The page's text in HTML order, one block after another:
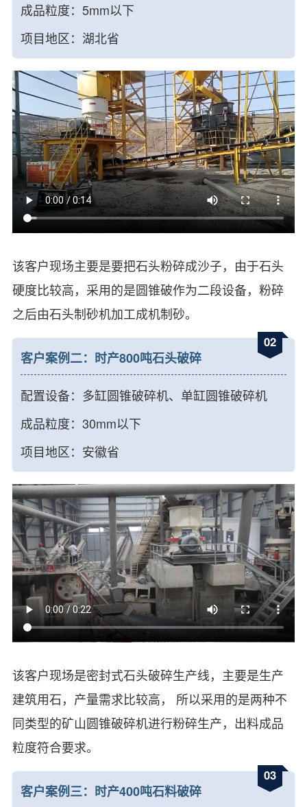
成品粒度：5mm以下
项目地区：湖北省
该客户现场主要是要把石头粉碎成沙子，由于石头
硬度比较高，采用的是圆锥破作为二段设备，粉碎
之后由石头制砂机加工成机制砂。
02
客户案例二：时产800吨石头破碎
配置设备：多缸圆锥破碎机、单缸圆锥破碎机
成品粒度：30mm以下
项目地区：安徽省
该客户现场是密封式石头破碎生产线，主要是生产
建筑用石，产量需求比较高， 所以采用的是两种不
同类型的矿山圆锥破碎机进行粉碎生产，出料成品
粒度符合要求。
03
客户案例三：时产400吨石料破碎